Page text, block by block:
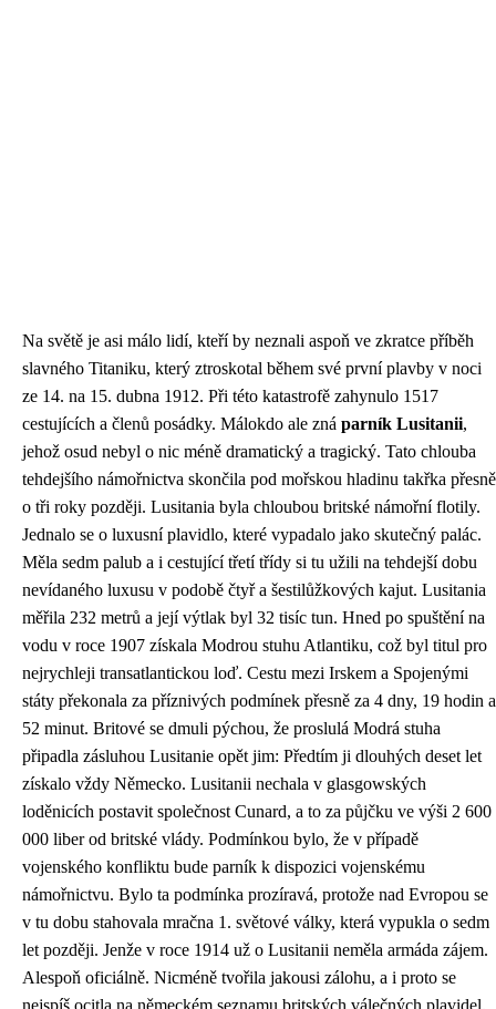
Na světě je asi málo lidí, kteří by neznali aspoň ve zkratce příběh
slavného Titaniku, který ztroskotal během své první plavby v noci
ze 14. na 15. dubna 1912. Při této katastrofě zahynulo 1517
cestujících a členů posádky. Málokdo ale zná parník Lusitanii,
jehož osud nebyl o nic méně dramatický a tragický. Tato chlouba
tehdejšího námořnictva skončila pod mořskou hladinu takřka přesně
o tři roky později. Lusitania byla chloubou britské námořní flotily.
Jednalo se o luxusní plavidlo, které vypadalo jako skutečný palác.
Měla sedm palub a i cestující třetí třídy si tu užili na tehdejší dobu
nevídaného luxusu v podobě čtyř a šestilůžkových kajut. Lusitania
měřila 232 metrů a její výtlak byl 32 tisíc tun. Hned po spuštění na
vodu v roce 1907 získala Modrou stuhu Atlantiku, což byl titul pro
nejrychleji transatlantickou loď. Cestu mezi Irskem a Spojenými
státy překonala za příznivých podmínek přesně za 4 dny, 19 hodin a
52 minut. Britové se dmuli pýchou, že proslulá Modrá stuha
připadla zásluhou Lusitanie opět jim: Předtím ji dlouhých deset let
získalo vždy Německo. Lusitanii nechala v glasgowských
loděnicích postavit společnost Cunard, a to za půjčku ve výši 2 600
000 liber od britské vlády. Podmínkou bylo, že v případě
vojenského konfliktu bude parník k dispozici vojenskému
námořnictvu. Bylo ta podmínka prozíravá, protože nad Evropou se
v tu dobu stahovala mračna 1. světové války, která vypukla o sedm
let později. Jenže v roce 1914 už o Lusitanii neměla armáda zájem.
Alespoň oficiálně. Nicméně tvořila jakousi zálohu, a i proto se
nejspíš ocitla na německém seznamu britských válečných plavidel.